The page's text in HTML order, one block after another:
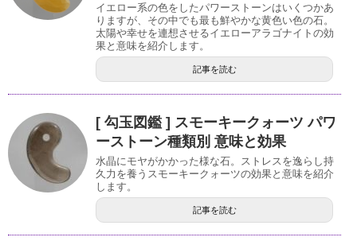
イエロー系の色をしたパワーストーンはいくつかあ
りますが、その中でも最も鮮やかな黄色い色の石。
太陽や幸せを連想させるイエローアラゴナイトの効
果と意味を紹介します。
記事を読む
[ 勾玉図鑑 ] スモーキークォーツ パワ
ーストーン種類別 意味と効果
水晶にモヤがかかった様な石。ストレスを逸らし持
久力を養うスモーキークォーツの効果と意味を紹介
します。
記事を読む